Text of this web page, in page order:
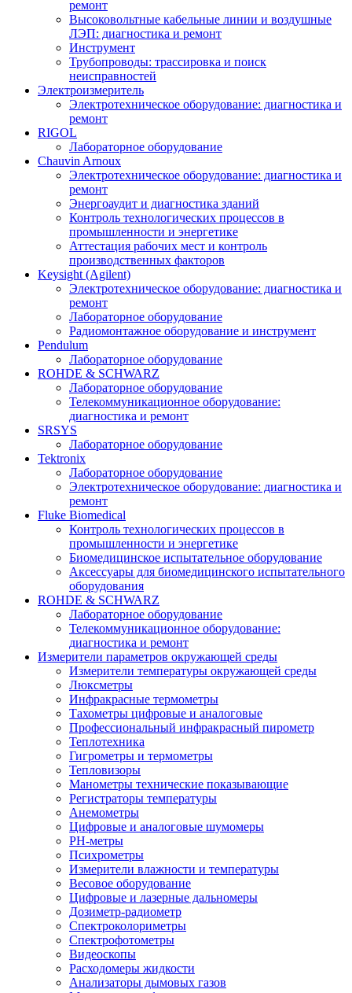
ремонт
Высоковольтные кабельные линии и воздушные
ЛЭП: диагностика и ремонт
Инструмент
Трубопроводы: трассировка и поиск
неисправностей
Электроизмеритель
Электротехническое оборудование: диагностика и
ремонт
RIGOL
Лабораторное оборудование
Chauvin Arnoux
Электротехническое оборудование: диагностика и
ремонт
Энергоаудит и диагностика зданий
Контроль технологических процессов в
промышленности и энергетике
Аттестация рабочих мест и контроль
производственных факторов
Keysight (Agilent)
Электротехническое оборудование: диагностика и
ремонт
Лабораторное оборудование
Радиомонтажное оборудование и инструмент
Pendulum
Лабораторное оборудование
ROHDE & SCHWARZ
Лабораторное оборудование
Телекоммуникационное оборудование:
диагностика и ремонт
SRSYS
Лабораторное оборудование
Tektronix
Лабораторное оборудование
Электротехническое оборудование: диагностика и
ремонт
Fluke Biomedical
Контроль технологических процессов в
промышленности и энергетике
Биомедицинское испытательное оборудование
Аксессуары для биомедицинского испытательного
оборудования
ROHDE & SCHWARZ
Лабораторное оборудование
Телекоммуникационное оборудование:
диагностика и ремонт
Измерители параметров окружающей среды
Измерители температуры окружающей среды
Люксметры
Инфракрасные термометры
Тахометры цифровые и аналоговые
Профессиональный инфракрасный пирометр
Теплотехника
Гигрометры и термометры
Тепловизоры
Манометры технические показывающие
Регистраторы температуры
Анемометры
Цифровые и аналоговые шумомеры
PH-метры
Психрометры
Измерители влажности и температуры
Весовое оборудование
Цифровые и лазерные дальномеры
Дозиметр-радиометр
Спектроколориметры
Спектрофотометры
Видеоскопы
Расходомеры жидкости
Анализаторы дымовых газов